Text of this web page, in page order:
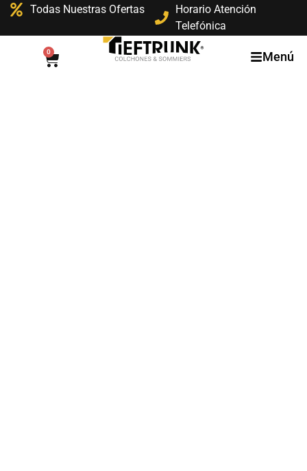
Todas Nuestras Ofertas
Horario Atención
Telefónica
0 Menú